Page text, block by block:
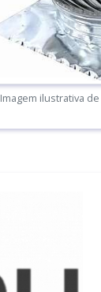
Imagem ilustrativa